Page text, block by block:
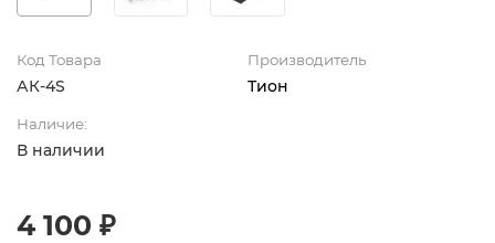
Код Товара
АК-4S
Производитель
Тион
Наличие:
В наличии
4 100 ₽